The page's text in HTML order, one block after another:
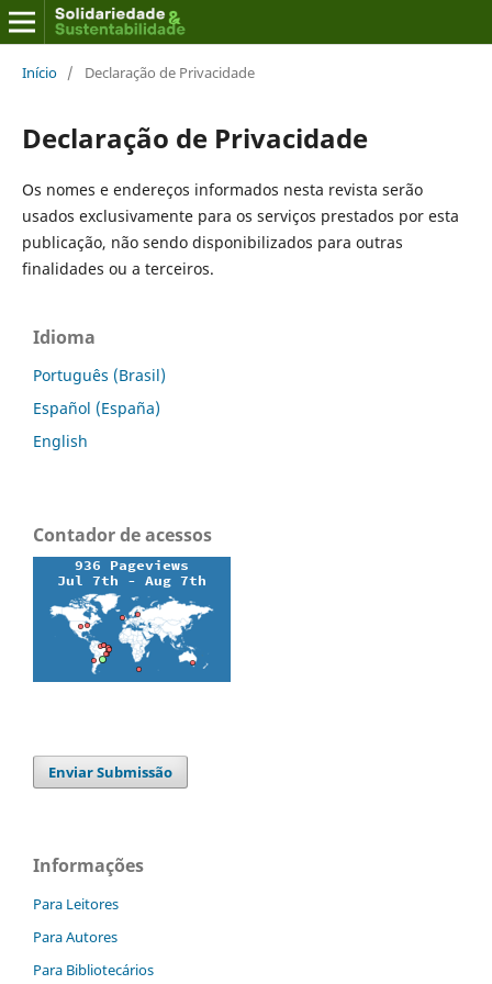
Início / Declaração de Privacidade
Declaração de Privacidade
Os nomes e endereços informados nesta revista serão
usados exclusivamente para os serviços prestados por esta
publicação, não sendo disponibilizados para outras
finalidades ou a terceiros.
Idioma
Português (Brasil)
Español (España)
English
Contador de acessos
Enviar Submissão
Informações
Para Leitores
Para Autores
Para Bibliotecários